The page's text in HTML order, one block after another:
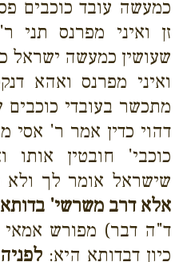
כמעשה עובד כוכבים
זן ואיני מפרנס תני
שעושין כמעשה ישראל
ואיני מפרנס ואהא
מתכשר בעובדי
דהוי כדין אמר ר' אסי
כוכבי' חובטין
שישראל אומר לך ולא
אלא דרב משרשי'
ד"ה דבר) מפורש
כיון דבדותא היא: